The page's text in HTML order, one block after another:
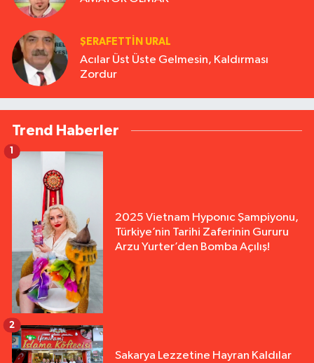
ŞERAFETTIN URAL
Acılar Üst Üste Gelmesin, Kaldırması
Zordur
Trend Haberler
2025 Vietnam Hyponıc Şampiyonu,
Türkiye’nin Tarihi Zaferinin Gururu
Arzu Yurter’den Bomba Açılış!
1
Sakarya Lezzetine Hayran Kaldılar
2